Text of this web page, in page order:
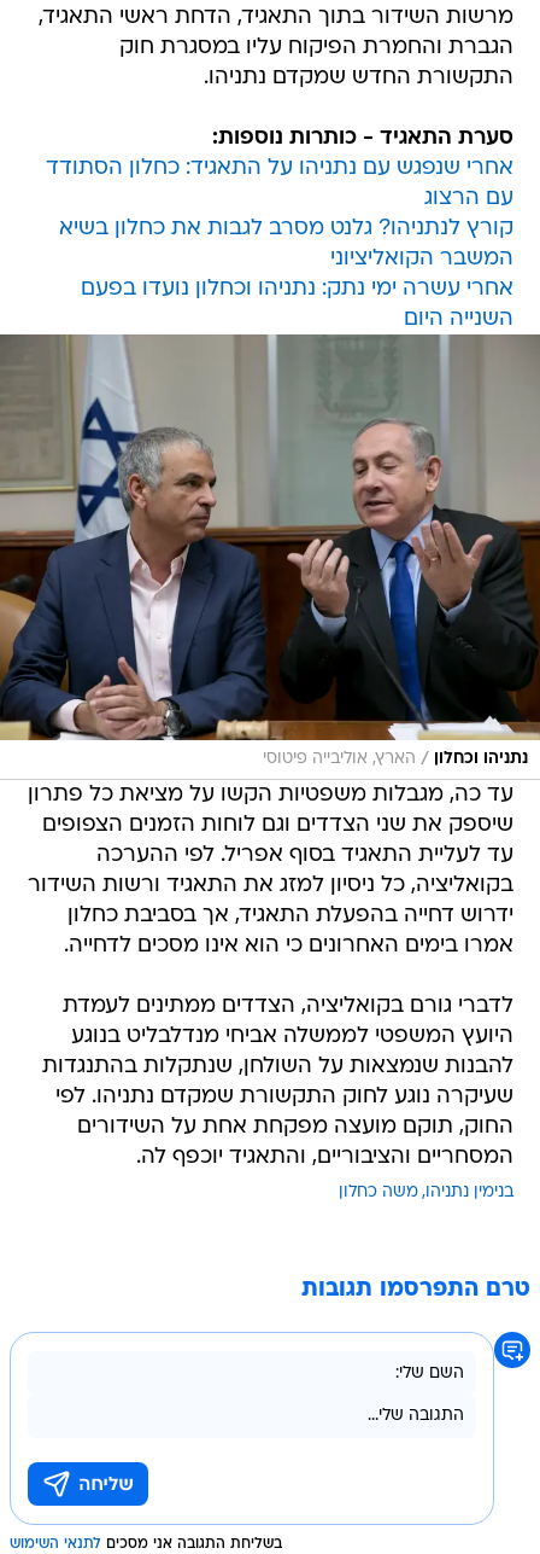
מרשות השידור בתוך התאגיד, הדחת ראשי התאגיד,
הגברת והחמרת הפיקוח עליו במסגרת חוק
התקשורת החדש שמקדם נתניהו.
סערת התאגיד - כותרות נוספות:
אחרי שנפגש עם נתניהו על התאגיד: כחלון הסתודד
עם הרצוג
קורץ לנתניהו? גלנט מסרב לגבות את כחלון בשיא
המשבר הקואליציוני
אחרי עשרה ימי נתק: נתניהו וכחלון נועדו בפעם
השנייה היום
נתניהו וכחלון / הארץ, אוליבייה פיטוסי
עד כה, מגבלות משפטיות הקשו על מציאת כל פתרון
שיספק את שני הצדדים וגם לוחות הזמנים הצפופים
עד לעליית התאגיד בסוף אפריל. לפי ההערכה
בקואליציה, כל ניסיון למזג את התאגיד ורשות השידור
ידרוש דחייה בהפעלת התאגיד, אך בסביבת כחלון
אמרו בימים האחרונים כי הוא אינו מסכים לדחייה.
לדברי גורם בקואליציה, הצדדים ממתינים לעמדת
היועץ המשפטי לממשלה אביחי מנדלבליט בנוגע
להבנות שנמצאות על השולחן, שנתקלות בהתנגדות
שעיקרה נוגע לחוק התקשורת שמקדם נתניהו. לפי
החוק, תוקם מועצה מפקחת אחת על השידורים
המסחריים והציבוריים, והתאגיד יוכפף לה.
בנימין נתניהו משה כחלון
טרם התפרסמו תגובות
בשליחת התגובה אני מסכים לתנאי השימוש